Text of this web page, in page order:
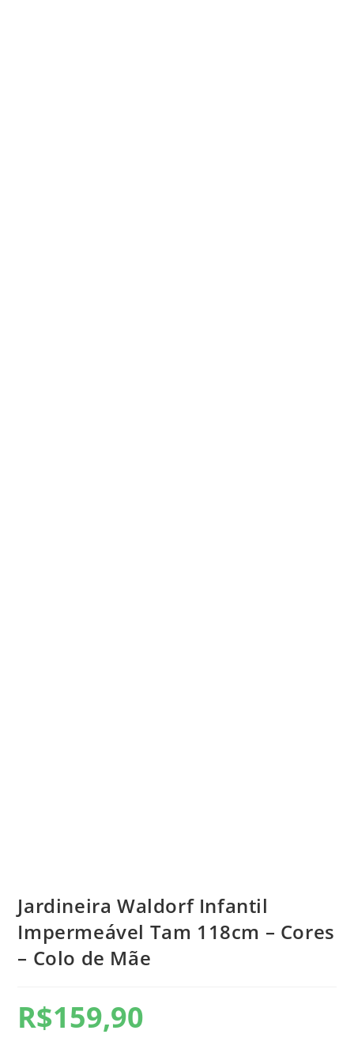
Jardineira Waldorf Infantil
Impermeável Tam 118cm – Cores
– Colo de Mãe
R$159,90